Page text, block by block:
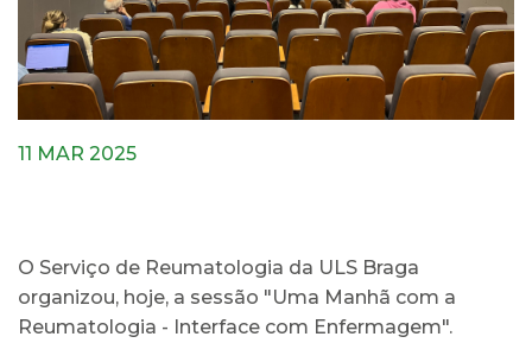
11 MAR 2025
O Serviço de Reumatologia da ULS Braga
organizou, hoje, a sessão "Uma Manhã com a
Reumatologia - Interface com Enfermagem".